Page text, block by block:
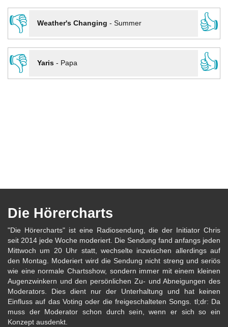
👎
Weather's Changing - Summer
👍
👎
Yaris- Papa 👍
Die Hörercharts
"Die Hörercharts" ist eine Radiosendung, die der Initiator Chris
seit 2014 jede Woche moderiert. Die Sendung fand anfangs jeden
Mittwoch um 20 Uhr statt, wechselte inzwischen allerdings auf
den Montag. Moderiert wird die Sendung nicht streng und seriös
wie eine normale Chartsshow, sondern immer mit einem kleinen
Augenzwinkern und den persönlichen Zu- und Abneigungen des
Moderators. Dies dient nur der Unterhaltung und hat keinen
Einfluss auf das Voting oder die freigeschalteten Songs. tl;dr: Da
muss der Moderator schon durch sein, wenn er sich so ein
Konzept ausdenkt.